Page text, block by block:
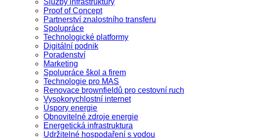
Služby infrastruktury
Proof of Concept
Partnerství znalostního transferu
Spolupráce
Technologické platformy
Digitální podnik
Poradenství
Marketing
Spolupráce škol a firem
Technologie pro MAS
Renovace brownfieldů pro cestovní ruch
Vysokorychlostní internet
Úspory energie
Obnovitelné zdroje energie
Energetická infrastruktura
Udržitelné hospodaření s vodou